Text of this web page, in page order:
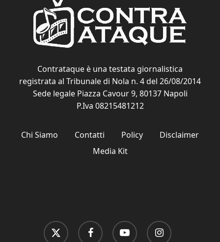
Contrataque è una testata giornalistica
registrata al Tribunale di Nola n. 4 del 26/08/2014
Sede legale Piazza Cavour 9, 80137 Napoli
P.Iva 08215481212
Chi Siamo Contatti Policy
Disclaimer
Media Kit
x-
twitter
facebook youtube instagram